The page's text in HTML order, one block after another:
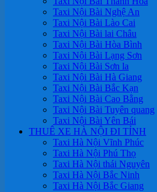
Taxi Nội Bài Nghệ An
Taxi Nội Bài Lào Cai
Taxi Nội Bài lai Châu
Taxi Nội Bài Hòa Bình
Taxi Nội Bài Lạng Sơn
Taxi Nội Bài Sơn la
Taxi Nội Bài Hà Giang
Taxi Nội Bài Bắc Kạn
Taxi Nội Bài Cao Bằng
Taxi Nội Bài Tuyên quang
Taxi Nội Bài Yên Bái
THUÊ XE HÀ NỘI ĐI TỈNH
Taxi Hà Nội Vĩnh Phúc
Taxi Hà Nội Phú Thọ
Taxi Hà Nội thái Nguyên
Taxi Hà Nội Bắc Ninh
Taxi Hà Nội Bắc Giang